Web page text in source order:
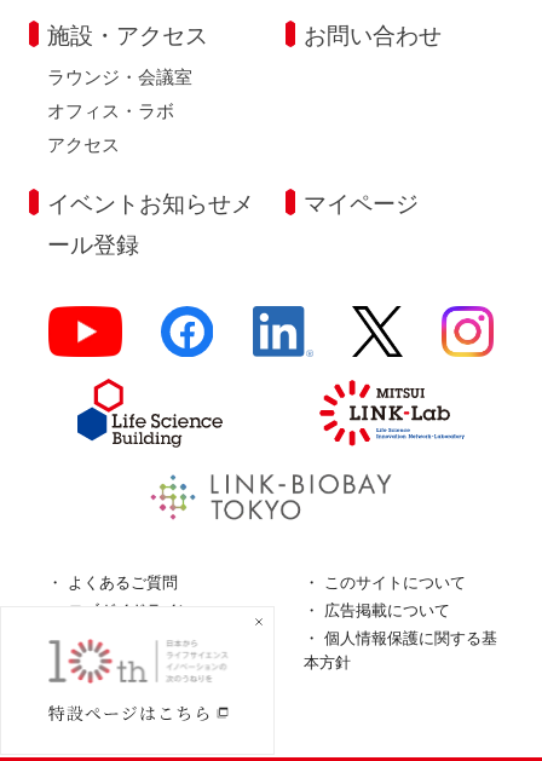
施設・アクセス
ラウンジ・会議室
オフィス・ラボ
アクセス
お問い合わせ
イベントお知らせメ
ール登録
マイページ
よくあるご質問
このサイトについて
ロゴガイドライン
広告掲載について
特定商取引法に基づく表
個人情報保護に関する基
本方針